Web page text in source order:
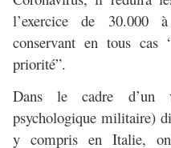
l’exercice de 30.000
conservant en tous cas
priorité”.
Dans le cadre d’un
psychologique militaire)
y compris en Italie,